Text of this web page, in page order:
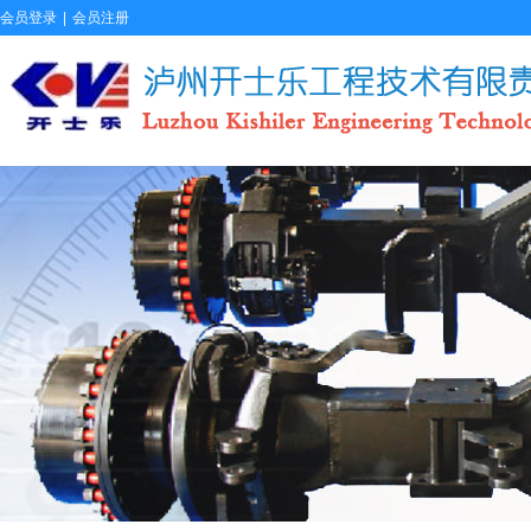
会员登录 会员注册